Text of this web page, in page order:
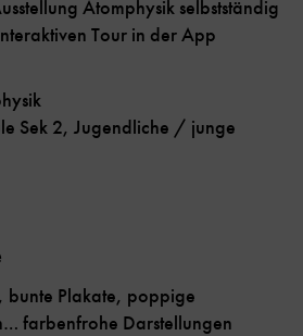
Atomphysik selbstständig
Tour in der App
Sek 2, Jugendliche / junge
bunte Plakate, poppige
farbenfrohe Darstellungen